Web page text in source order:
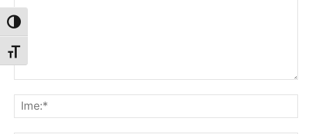
Toggle High Contrast
Toggle Font size